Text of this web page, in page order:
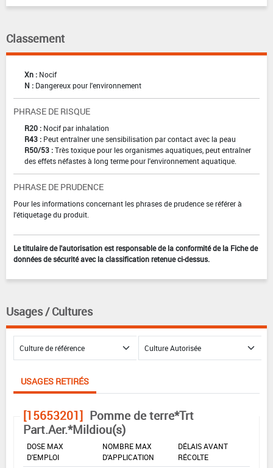
Classement
Xn : Nocif
N : Dangereux pour l'environnement
PHRASE DE RISQUE
R20 : Nocif par inhalation
R43 : Peut entraîner une sensibilisation par contact avec la peau
R50/53 :Très toxique pour les organismes aquatiques, peut entraîner
des effets néfastes à long terme pour l'environnement aquatique.
PHRASE DE PRUDENCE
Pour les informations concernant les phrases de prudence se référer à
l'étiquetage du produit.
Le titulaire de l'autorisation est responsable de la conformité de la Fiche de
données de sécurité avec la classification retenue ci-dessus.
Usages / Cultures
USAGES RETIRÉS
[15653201] Pomme de terre*Trt
Part.Aer.*Mildiou(s)
DOSE MAX
D'EMPLOI
NOMBRE MAX
D'APPLICATION
DÉLAIS AVANT
RÉCOLTE